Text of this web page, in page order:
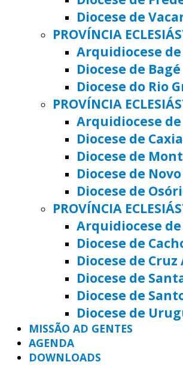
Diocese de
PROVÍNCIA
Arquidiocese
Diocese de Bagé
Diocese do Rio
PROVÍNCIA
Arquidiocese
Diocese de
Diocese de
Diocese de
Diocese de
PROVÍNCIA
Arquidiocese
Diocese de
Diocese de Cruz
Diocese de
Diocese de
Diocese de
MISSÃO AD GENTES
AGENDA
DOWNLOADS